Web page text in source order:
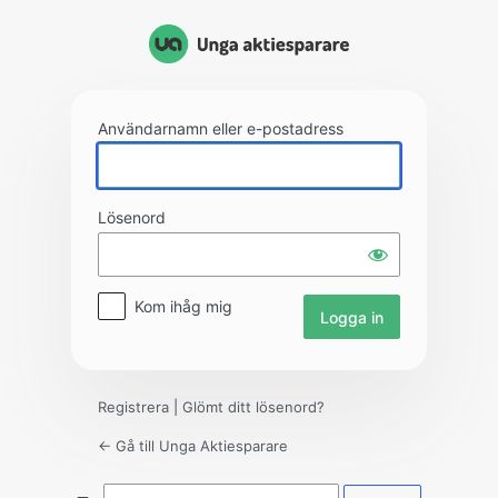
Användarnamn eller e-postadress
Lösenord
Kom ihåg mig
Registrera Glömt ditt lösenord?
← Gå till Unga Aktiesparare